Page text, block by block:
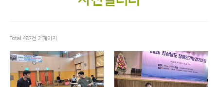
Total 487건 2 페이지